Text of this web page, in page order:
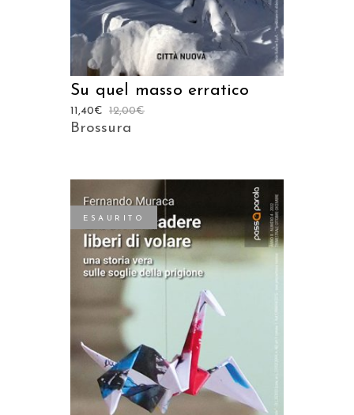
Su quel masso erratico
12,00€
11,40€
Brossura
ESAURITO
LEGGI TUTTO